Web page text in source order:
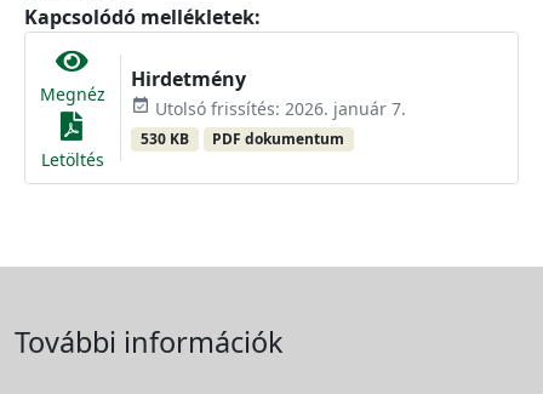
Kapcsolódó mellékletek:
Megnéz
Letöltés
Hirdetmény
event_available Utolsó frissítés: 2026. január 7.
530 KB PDF dokumentum
További információk